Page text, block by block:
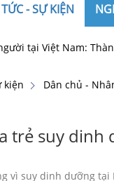
- SỰ KIỆN
- Phát triển
Việt Nam: Thành tựu
kiện Dân chủ -
trẻ suy dinh
vì suy dinh dưỡng